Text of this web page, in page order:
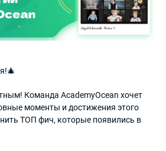
Команда AcademyOcean хочет
моменты и достижения этого
ТОП фич, которые появились в